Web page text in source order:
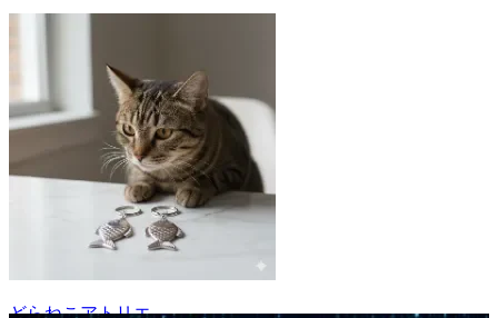
どらねこアトリエ